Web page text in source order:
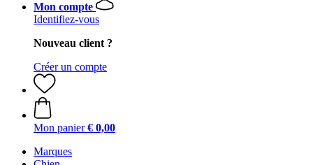
Mon compte
Identifiez-vous
Nouveau client ?
Créer un compte
Mon panier € 0,00
Marques